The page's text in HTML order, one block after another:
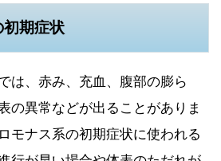
初期症状
は、赤み、充血、腹部の膨ら
の異常などが出ることがありま
モナス系の初期症状に使われる